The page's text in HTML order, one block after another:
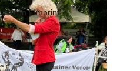
|Imprint